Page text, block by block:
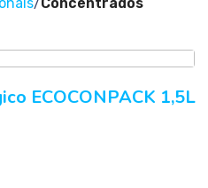
ECOCONPACK 1,5L